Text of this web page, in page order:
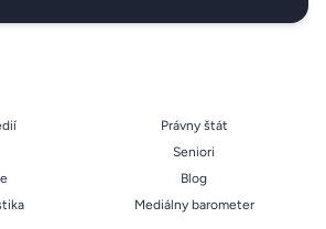
Právny štát
Seniori
Blog
Mediálny barometer